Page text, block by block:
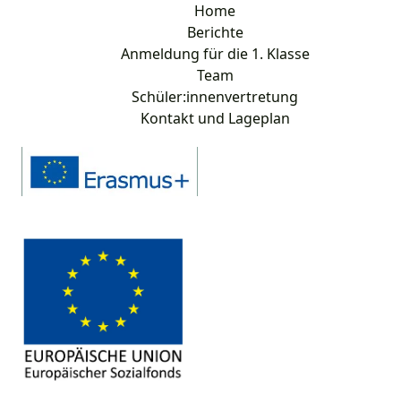
Home
Berichte
Anmeldung für die 1. Klasse
Team
Schüler:innenvertretung
Kontakt und Lageplan